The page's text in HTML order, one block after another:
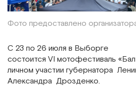
Фото предоставлено
С 23 по 26 июля в Выборге
состоится VI мотофестиваль
личном участии губернатора
Александра Дрозденко.